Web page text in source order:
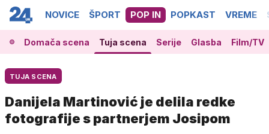
NOVICE ŠPORT POP IN POPKAST VREME
Domača scena Tuja scena Serije Glasba Film/TV
TUJA SCENA
Danijela Martinović je delila redke
fotografije s partnerjem Josipom